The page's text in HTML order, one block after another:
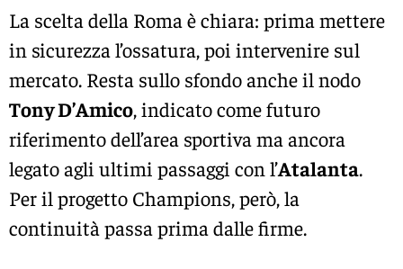
La scelta della Roma è chiara: prima mettere
in sicurezza l’ossatura, poi intervenire sul
mercato. Resta sullo sfondo anche il nodo
Tony D’Amico, indicato come futuro
riferimento dell’area sportiva ma ancora
legato agli ultimi passaggi con l’Atalanta.
Per il progetto Champions, però, la
continuità passa prima dalle firme.